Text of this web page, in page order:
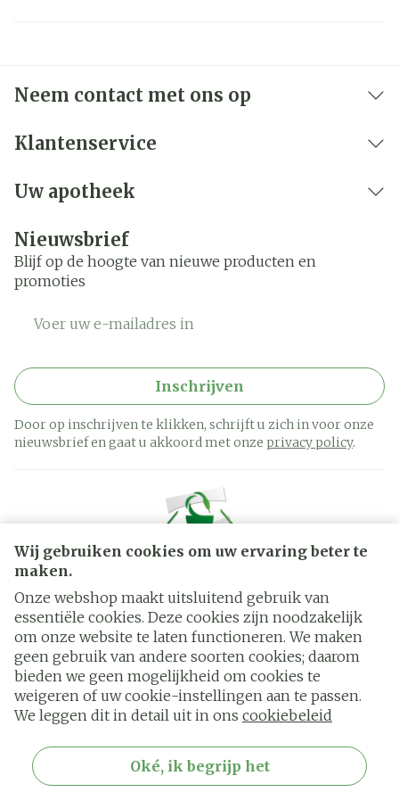
Wij gebruiken cookies om uw ervaring beter te
maken.
Onze webshop maakt uitsluitend gebruik van
essentiële cookies. Deze cookies zijn noodzakelijk
om onze website te laten functioneren. We maken
geen gebruik van andere soorten cookies; daarom
bieden we geen mogelijkheid om cookies te
weigeren of uw cookie-instellingen aan te passen.
We leggen dit in detail uit in ons cookiebeleid
Oké, ik begrijp het
Neem contact met ons op
Klantenservice
Uw apotheek
Nieuwsbrief
Blijf op de hoogte van nieuwe producten en
promoties
Inschrijven
Door op inschrijven te klikken, schrijft u zich in voor onze
nieuwsbrief en gaat u akkoord met onze privacy policy.
Juridische links